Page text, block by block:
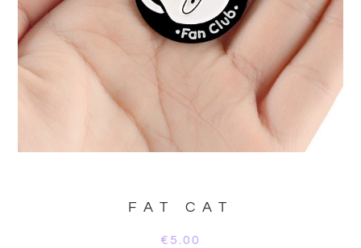
FAT CAT
€ 5.00